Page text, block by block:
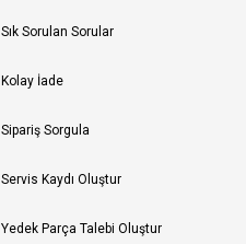
Sık Sorulan Sorular
Kolay İade
Sipariş Sorgula
Servis Kaydı Oluştur
Yedek Parça Talebi Oluştur